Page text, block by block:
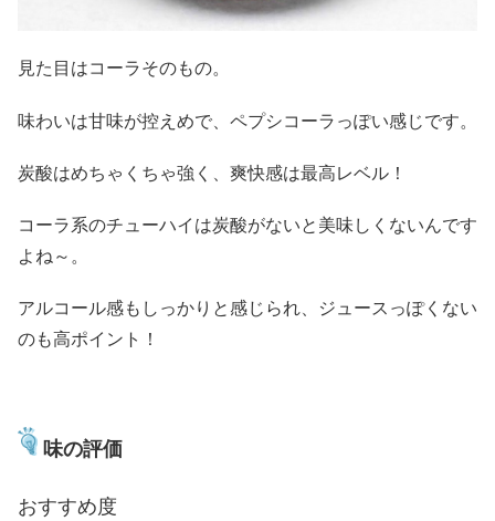
見た目はコーラそのもの。
味わいは甘味が控えめで、ペプシコーラっぽい感じです。
炭酸はめちゃくちゃ強く、爽快感は最高レベル！
コーラ系のチューハイは炭酸がないと美味しくないんです
よね～。
アルコール感もしっかりと感じられ、ジュースっぽくない
のも高ポイント！
味の評価
おすすめ度